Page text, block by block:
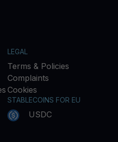
LEGAL
Terms & Policies
Complaints
Cookies
STABLECOINS FOR EU
USDC